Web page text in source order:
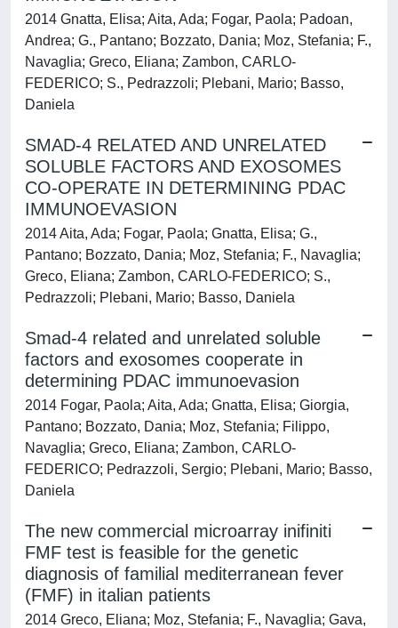
2014 Gnatta, Elisa; Aita, Ada; Fogar, Paola; Padoan,
Andrea; G., Pantano; Bozzato, Dania; Moz, Stefania; F.,
Navaglia; Greco, Eliana; Zambon, CARLO-
FEDERICO; S., Pedrazzoli; Plebani, Mario; Basso,
Daniela
SMAD-4 RELATED AND UNRELATED
SOLUBLE FACTORS AND EXOSOMES
CO-OPERATE IN DETERMINING PDAC
IMMUNOEVASION
2014 Aita, Ada; Fogar, Paola; Gnatta, Elisa; G.,
Pantano; Bozzato, Dania; Moz, Stefania; F., Navaglia;
Greco, Eliana; Zambon, CARLO-FEDERICO; S.,
Pedrazzoli; Plebani, Mario; Basso, Daniela
Smad-4 related and unrelated soluble
factors and exosomes cooperate in
determining PDAC immunoevasion
2014 Fogar, Paola; Aita, Ada; Gnatta, Elisa; Giorgia,
Pantano; Bozzato, Dania; Moz, Stefania; Filippo,
Navaglia; Greco, Eliana; Zambon, CARLO-
FEDERICO; Pedrazzoli, Sergio; Plebani, Mario; Basso,
Daniela
The new commercial microarray inifiniti
FMF test is feasible for the genetic
diagnosis of familial mediterranean fever
(FMF) in italian patients
2014 Greco, Eliana; Moz, Stefania; F., Navaglia; Gava,